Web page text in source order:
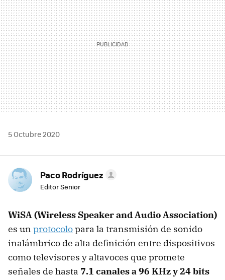
5 Octubre 2020
Paco Rodríguez
Editor Senior
WiSA (Wireless Speaker and Audio Association)
es un protocolopara la transmisión de sonido
inalámbrico de alta definición entre dispositivos
como televisores y altavoces que promete
señales de hasta 7.1 canales a 96 KHz y 24 bits